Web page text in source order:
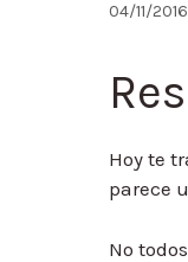
04/11/2016
Hoy te
parece
No